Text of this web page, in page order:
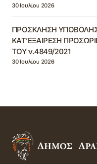
30 Ιουλίου 2026
ΠΡΟΣΚΛΗΣΗ
ΚΑΤ’ΕΞΑΙΡΕΣΗ
ΤΟΥ ν.4849/2021 &
30 Ιουλίου 2026